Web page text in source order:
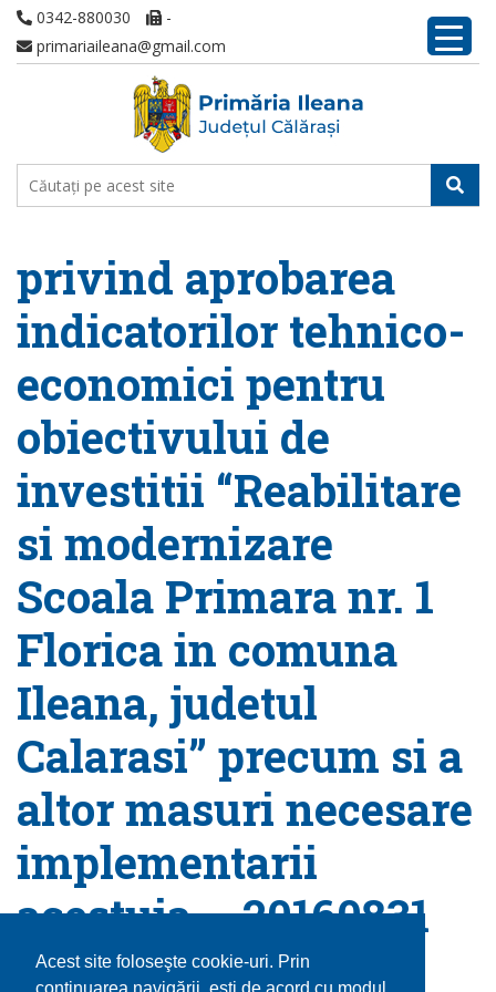
Acest site foloseşte cookie-uri. Prin
0342-880030
-
primariaileana@gmail.com
privind aprobarea
indicatorilor tehnico-
economici pentru
obiectivului de
investitii “Reabilitare
si modernizare
Scoala Primara nr. 1
Florica in comuna
Ileana, judetul
Calarasi” precum si a
altor masuri necesare
implementarii
acestuia – 20160831
August 31, 2016 |Published byadmin|Categorie:
Uncategorized